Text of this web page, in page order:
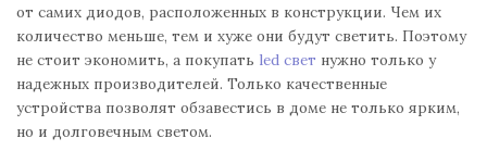
от самих диодов, расположенных в конструкции. Чем их
количество меньше, тем и хуже они будут светить. Поэтому
не стоит экономить, а покупать led свет нужно только у
надежных производителей. Только качественные
устройства позволят обзавестись в доме не только ярким,
но и долговечным светом.